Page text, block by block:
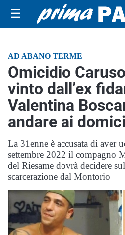
☰
AD ABANO TERME
Omicidio
vinto dall’ex
Valentina
andare ai
La 31enne è accusata di aver
settembre 2022 il compagno
del Riesame dovrà decidere
scarcerazione dal Montorio